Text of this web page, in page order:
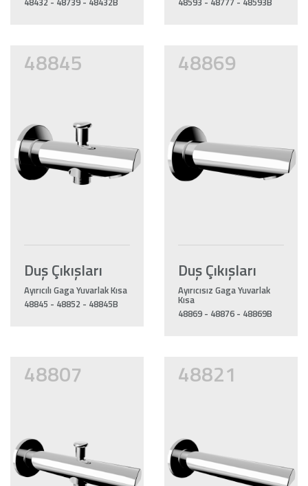
48845
Duş Çıkışları
Ayırıcılı Gaga Yuvarlak Kısa
48845 - 48852 - 48845B
48869
Duş Çıkışları
Ayırıcısız Gaga Yuvarlak
Kısa
48869 - 48876 - 48869B
48807 48821